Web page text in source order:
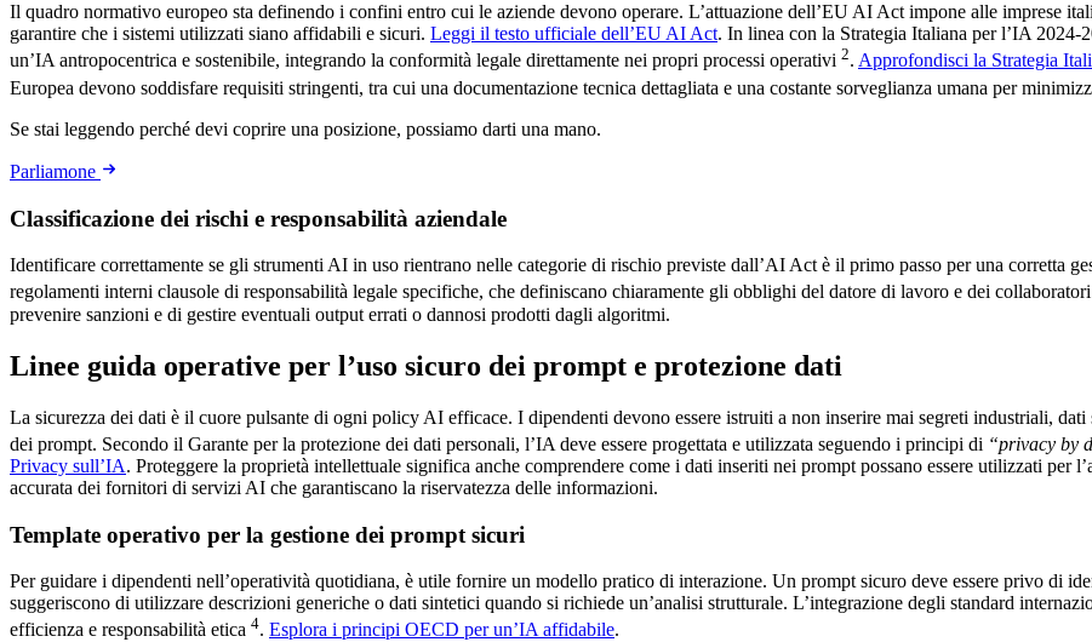
Il quadro normativo europeo sta definendo i confini entro cui le aziende devono operare. L’attuazione dell’EU AI Act impone alle imprese
garantire che i sistemi utilizzati siano affidabili e sicuri. Leggi il testo ufficiale dell’EU AI Act. In linea con la Strategia Italiana per l’IA
un’IA antropocentrica e sostenibile, integrando la conformità legale direttamente nei propri processi operativi 2. Approfondisci la Strategia
Europea devono soddisfare requisiti stringenti, tra cui una documentazione tecnica dettagliata e una costante sorveglianza umana per
Se stai leggendo perché devi coprire una posizione, possiamo darti una mano.
Parliamone
Classificazione dei rischi e responsabilità aziendale
Identificare correttamente se gli strumenti AI in uso rientrano nelle categorie di rischio previste dall’AI Act è il primo passo per una corretta
regolamenti interni clausole di responsabilità legale specifiche, che definiscano chiaramente gli obblighi del datore di lavoro e dei
prevenire sanzioni e di gestire eventuali output errati o dannosi prodotti dagli algoritmi.
Linee guida operative per l’uso sicuro dei prompt e protezione dati
La sicurezza dei dati è il cuore pulsante di ogni policy AI efficace. I dipendenti devono essere istruiti a non inserire mai segreti industriali,
dei prompt. Secondo il Garante per la protezione dei dati personali, l’IA deve essere progettata e utilizzata seguendo i principi di “privacy by
Privacy sull’IA. Proteggere la proprietà intellettuale significa anche comprendere come i dati inseriti nei prompt possano essere utilizzati per
accurata dei fornitori di servizi AI che garantiscano la riservatezza delle informazioni.
Template operativo per la gestione dei prompt sicuri
Per guidare i dipendenti nell’operatività quotidiana, è utile fornire un modello pratico di interazione. Un prompt sicuro deve essere privo di
suggeriscono di utilizzare descrizioni generiche o dati sintetici quando si richiede un’analisi strutturale. L’integrazione degli standard
efficienza e responsabilità etica 4. Esplora i principi OECD per un’IA affidabile.